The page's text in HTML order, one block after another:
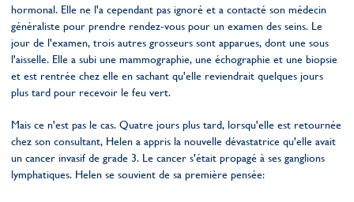
hormonal. Elle ne l'a cependant pas ignoré et a contacté son médecin
généraliste pour prendre rendez-vous pour un examen des seins. Le
jour de l'examen, trois autres grosseurs sont apparues, dont une sous
l'aisselle. Elle a subi une mammographie, une échographie et une biopsie
et est rentrée chez elle en sachant qu'elle reviendrait quelques jours
plus tard pour recevoir le feu vert.
Mais ce n'est pas le cas. Quatre jours plus tard, lorsqu'elle est retournée
chez son consultant, Helen a appris la nouvelle dévastatrice qu'elle avait
un cancer invasif de grade 3. Le cancer s'était propagé à ses ganglions
lymphatiques. Helen se souvient de sa première pensée: